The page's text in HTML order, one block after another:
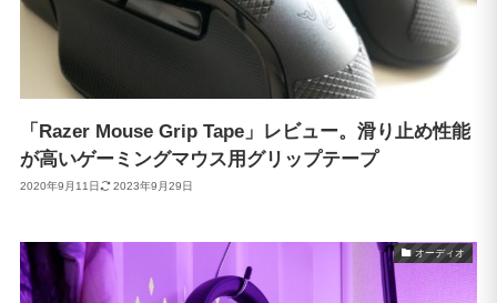
「Razer Mouse Grip Tape」レビュー。滑り止め性能
が高いゲーミングマウス用グリップテープ
2020年9月11日 2023年9月29日
オーディオ